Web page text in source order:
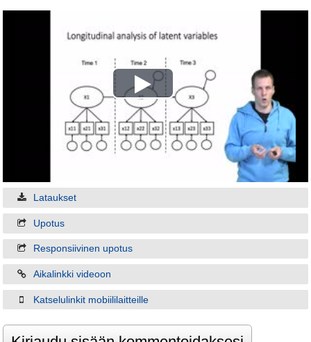
Play
Video
Lataukset
Upotus
Responsiivinen upotus
Aikalinkki videoon
Katselulinkit mobiililaitteille